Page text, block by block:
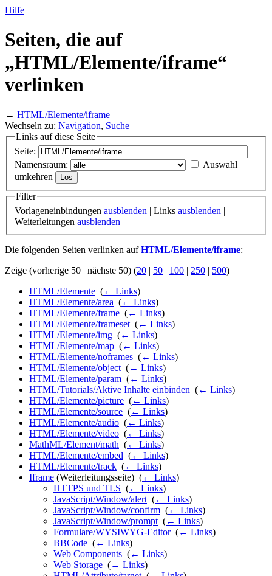
Hilfe
Seiten, die auf
„HTML/Elemente/iframe“
verlinken
← HTML/Elemente/iframe
Wechseln zu: Navigation, Suche
Links auf diese Seite
Seite:
Namensraum:
Auswahl
umkehren
Filter
Vorlageneinbindungen ausblenden | Links ausblenden |
Weiterleitungen ausblenden
Die folgenden Seiten verlinken aufHTML/Elemente/iframe:
Zeige (vorherige 50 | nächste 50) (20 | 50 | 100 | 250 | 500)
HTML/Elemente (← Links)
HTML/Elemente/area (← Links)
HTML/Elemente/frame (← Links)
HTML/Elemente/frameset (← Links)
HTML/Elemente/img (← Links)
HTML/Elemente/map (← Links)
HTML/Elemente/noframes (← Links)
HTML/Elemente/object (← Links)
HTML/Elemente/param (← Links)
HTML/Tutorials/Aktive Inhalte einbinden (← Links)
HTML/Elemente/picture (← Links)
HTML/Elemente/source (← Links)
HTML/Elemente/audio (← Links)
HTML/Elemente/video (← Links)
MathML/Element/math (← Links)
HTML/Elemente/embed (← Links)
HTML/Elemente/track (← Links)
Iframe (Weiterleitungsseite) ‎ (← Links)
HTTPS und TLS (← Links)
JavaScript/Window/alert (← Links)
JavaScript/Window/confirm (← Links)
JavaScript/Window/prompt (← Links)
Formulare/WYSIWYG-Editor‎ (← Links)
BBCode (← Links)
Web Components (← Links)
Web Storage (← Links)